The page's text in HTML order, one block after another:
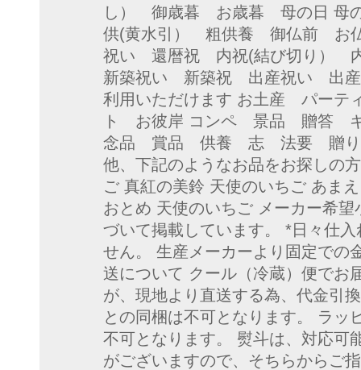
し） 御歳暮 お歳暮 母の日 母
供(黄水引） 粗供養 御仏前
祝い 還暦祝 内祝(結び切り）
新築祝い 新築祝 出産祝い 出産
利用いただけます お土産 パー
ト お彼岸 コンペ 景品 贈答
念品 賞品 供養 志 法要 贈り
他、下記のようなお品をお探しの
ご 真紅の美鈴 天使のいちご あま
おとめ 天使のいちご メーカー希
づいて掲載しています。 *日々仕
せん。 生産メーカーより固定での
送について クール（冷蔵）便でお
が、現地より直送する為、代金引
との同梱は不可となります。 ラッ
不可となります。 熨斗は、対応可
がございますので、そちらからご